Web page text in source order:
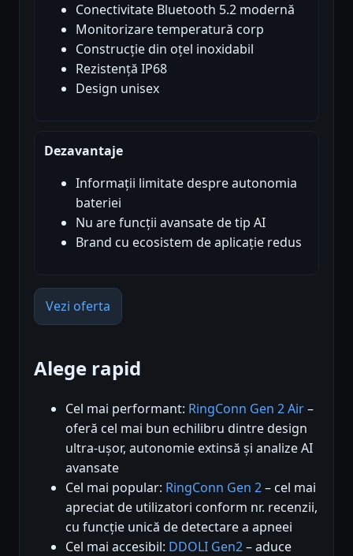
Conectivitate Bluetooth 5.2 modernă
Monitorizare temperatură corp
Construcție din oțel inoxidabil
Rezistență IP68
Design unisex
Dezavantaje
Informații limitate despre autonomia
bateriei
Nu are funcții avansate de tip AI
Brand cu ecosistem de aplicație redus
Vezi oferta
Alege rapid
Cel mai performant: RingConn Gen 2 Air–
oferă cel mai bun echilibru dintre design
ultra-ușor, autonomie extinsă și analize AI
avansate
Cel mai popular: RingConn Gen 2– cel mai
apreciat de utilizatori conform nr. recenzii,
cu funcție unică de detectare a apneei
Cel mai accesibil: DDOLI Gen2– aduce